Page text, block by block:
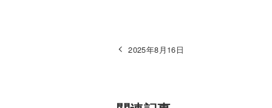
2025年8月16日